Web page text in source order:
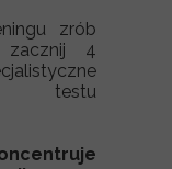
zrób
4
testu